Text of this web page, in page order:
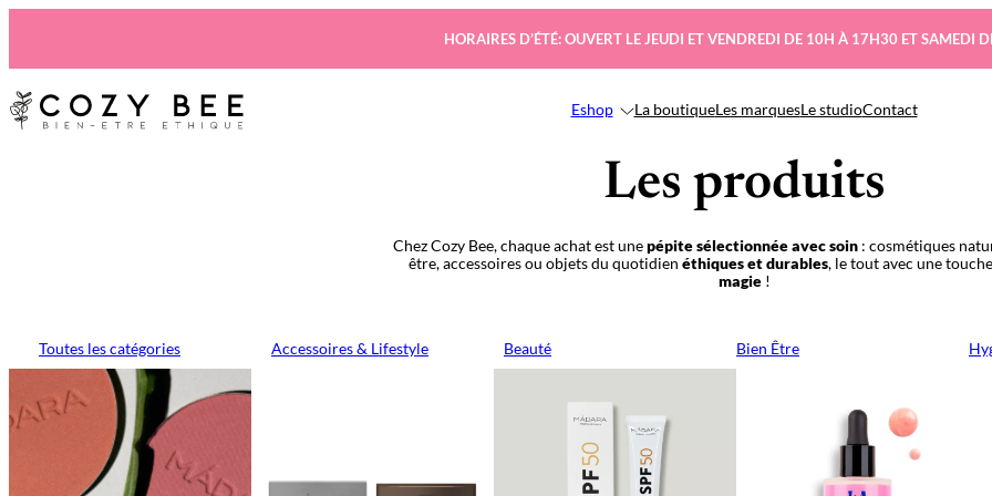
HORAIRES D’ÉTÉ: OUVERT LE JEUDI ET VENDREDI DE 10H À 17H30 ET SAMEDI
Eshop La boutiqueLes marquesLe studioContact
Les produits
Chez Cozy Bee, chaque achat est unepépite sélectionnée avec soin: cosmétiques
être, accessoires ou objets du quotidien éthiques et durables, le tout avec une
magie!
Toutes les catégories Accessoires & Lifestyle Beauté Bien Être